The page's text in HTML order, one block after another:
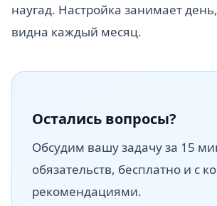
наугад. Настройка занимает
видна каждый месяц.
Остались вопросы?
Обсудим вашу задачу за 15
обязательств, бесплатно и с
рекомендациями.